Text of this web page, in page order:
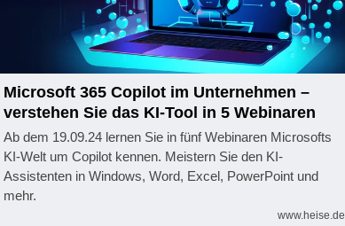
Microsoft 365 Copilot im Unternehmen –
verstehen Sie das KI-Tool in 5 Webinaren
Ab dem 19.09.24 lernen Sie in fünf Webinaren Microsofts
KI-Welt um Copilot kennen. Meistern Sie den KI-
Assistenten in Windows, Word, Excel, PowerPoint und
mehr.
www.heise.de